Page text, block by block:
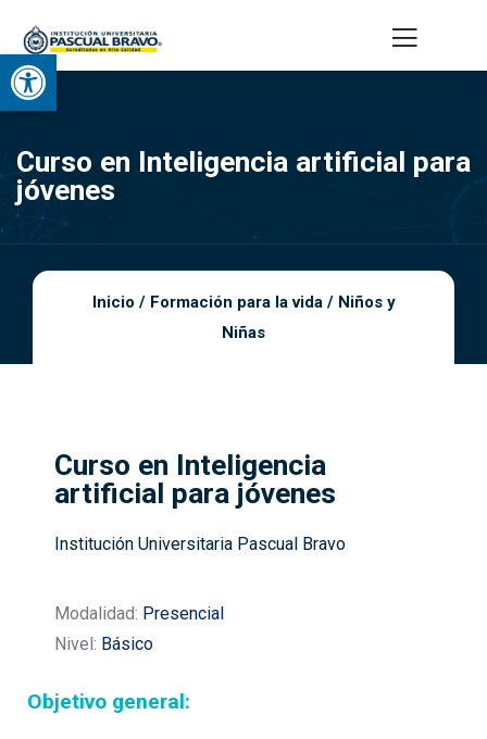
Abrir barra de herramientas
Curso en Inteligencia artificial para
jóvenes
Inicio / Formación para la vida/ Niños y
Niñas
Curso en Inteligencia
artificial para jóvenes
Institución Universitaria Pascual Bravo
Modalidad: Presencial
Nivel: Básico
Objetivo general: